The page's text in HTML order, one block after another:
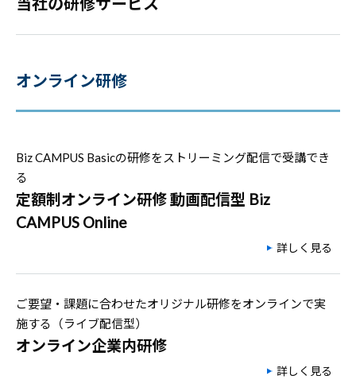
オンライン研修
Biz CAMPUS Basicの研修をストリーミング配信で受講でき
る
定額制オンライン研修 動画配信型 Biz
CAMPUS Online
詳しく見る
ご要望・課題に合わせたオリジナル研修をオンラインで実
施する（ライブ配信型）
オンライン企業内研修
詳しく見る